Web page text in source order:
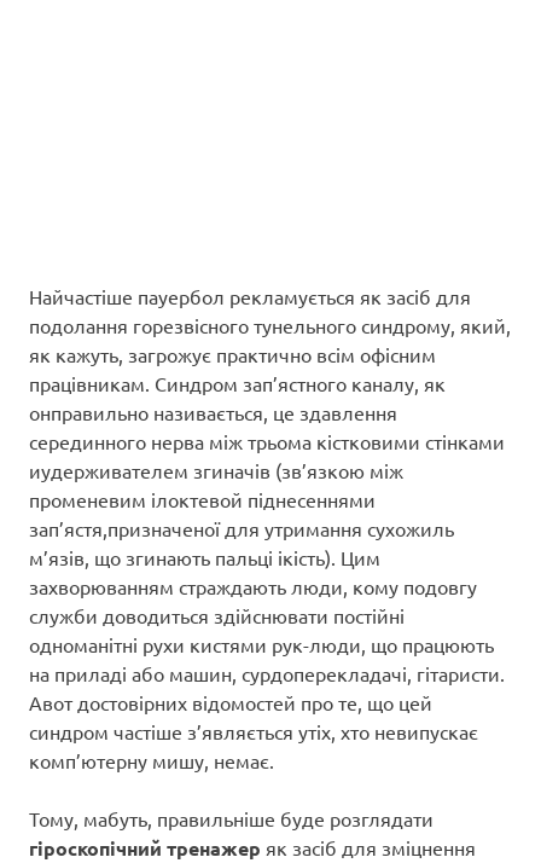
Найчастіше пауербол рекламується як засіб для
подолання горезвісного тунельного синдрому, який,
як кажуть, загрожує практично всім офісним
працівникам. Синдром зап’ястного каналу, як
онправильно називається, це здавлення
серединного нерва між трьома кістковими стінками
иудерживателем згиначів (зв’язкою між
променевим ілоктевой піднесеннями
зап’ястя,призначеної для утримання сухожиль
м’язів, що згинають пальці ікість). Цим
захворюванням страждають люди, кому подовгу
служби доводиться здійснювати постійні
одноманітні рухи кистями рук-люди, що працюють
на приладі або машин, сурдоперекладачі, гітаристи.
Авот достовірних відомостей про те, що цей
синдром частіше з’являється утіх, хто невипускає
комп’ютерну мишу, немає.
Тому, мабуть, правильніше буде розглядати
гіроскопічний тренажер як засіб для зміцнення